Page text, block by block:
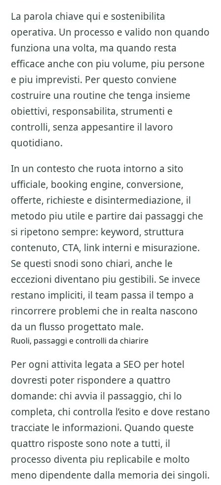
La parola chiave qui e sostenibilita
operativa. Un processo e valido non quando
funziona una volta, ma quando resta
efficace anche con piu volume, piu persone
e piu imprevisti. Per questo conviene
costruire una routine che tenga insieme
obiettivi, responsabilita, strumenti e
controlli, senza appesantire il lavoro
quotidiano.
In un contesto che ruota intorno a sito
ufficiale, booking engine, conversione,
offerte, richieste e disintermediazione, il
metodo piu utile e partire dai passaggi che
si ripetono sempre: keyword, struttura
contenuto, CTA, link interni e misurazione.
Se questi snodi sono chiari, anche le
eccezioni diventano piu gestibili. Se invece
restano impliciti, il team passa il tempo a
rincorrere problemi che in realta nascono
da un flusso progettato male.
Ruoli, passaggi e controlli da chiarire
Per ogni attivita legata a SEO per hotel
dovresti poter rispondere a quattro
domande: chi avvia il passaggio, chi lo
completa, chi controlla l’esito e dove restano
tracciate le informazioni. Quando queste
quattro risposte sono note a tutti, il
processo diventa piu replicabile e molto
meno dipendente dalla memoria dei singoli.